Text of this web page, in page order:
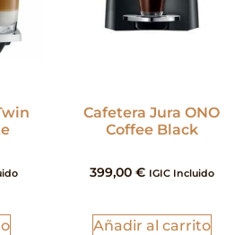
Cafetera Jura ONO
Coffee Black
399,00 € IGIC Incluido
Añadir al carrito